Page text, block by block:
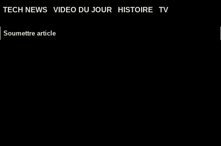
TECH NEWS
VIDEO DU JOUR HISTOIRE TV
Soumettre article